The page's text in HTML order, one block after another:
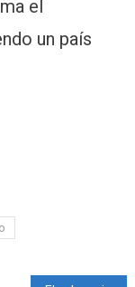
el
un país